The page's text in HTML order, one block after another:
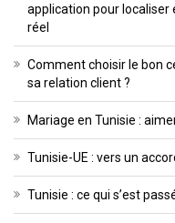
application pour localiser
réel
Comment choisir le bon
sa relation client ?
Mariage en Tunisie :
Tunisie-UE : vers un
Tunisie : ce qui s’est